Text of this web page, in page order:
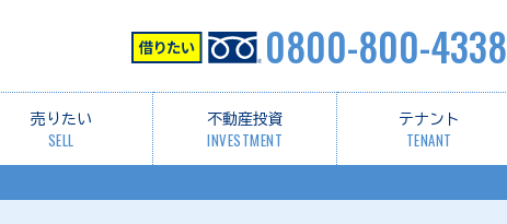
売りたい
SELL
不動産投資
INVESTMENT
テナント
TENANT
0800-800-4338